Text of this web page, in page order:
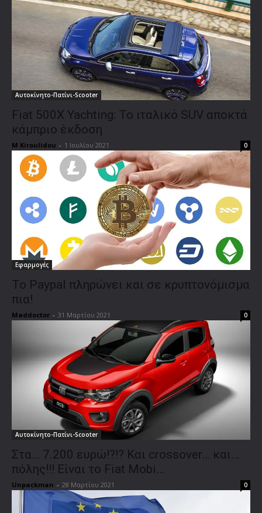
Αυτοκίνητο-Πατίνι-Scooter
Fiat 500Χ Yachting: Το ιταλικό SUV αποκτά
κάμπριο έκδοση
M Kiroulidou - 1 Ιουλίου 2021 0
Εφαρμογές
Το Paypal πληρώνει και σε κρυπτονόμισμα
πια!
Maddoctor - 31 Μαρτίου 2021 0
Αυτοκίνητο-Πατίνι-Scooter
Στα… 7.200 ευρώ!?!? Και crossover… και…
πόλης!!! Είναι το Fiat Mobi…
Unpackman - 28 Μαρτίου 2021 0